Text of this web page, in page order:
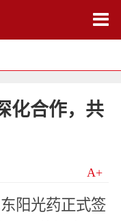
化合作，共
A+
阳光药正式签